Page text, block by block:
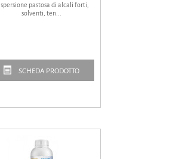
pastosa di alcali forti,
solventi, ten...
SCHEDA PRODOTTO